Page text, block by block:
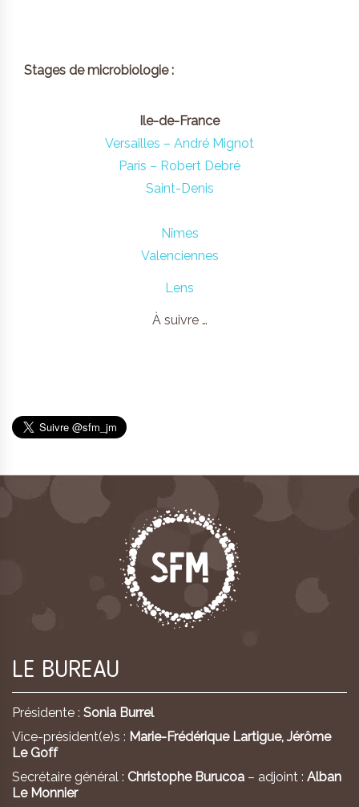
Stages de microbiologie :
Ile-de-France
Versailles – André Mignot
Paris – Robert Debré
Saint-Denis
Nîmes
Valenciennes
Lens
À suivre …
LE BUREAU
Présidente : Sonia Burrel
Vice-président(e)s : Marie-Frédérique Lartigue, Jérôme
Le Goff
Secrétaire général : Christophe Burucoa – adjoint : Alban
Le Monnier